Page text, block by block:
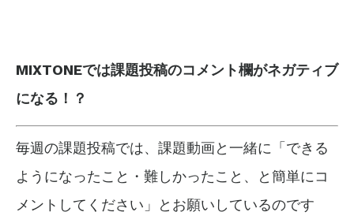
MIXTONEでは課題投稿のコメント欄がネガティブ
になる！？
毎週の課題投稿では、課題動画と一緒に「できる
ようになったこと・難しかったこと、と簡単にコ
メントしてください」とお願いしているのです